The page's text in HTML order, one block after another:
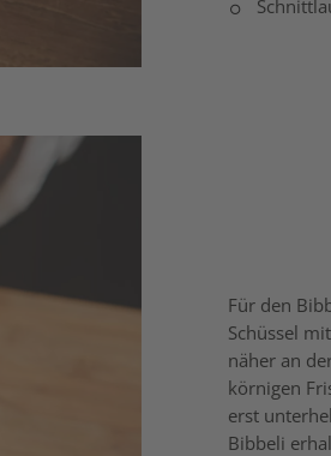
Für den
Schüssel
näher an
körnigen
erst
Bibbeli